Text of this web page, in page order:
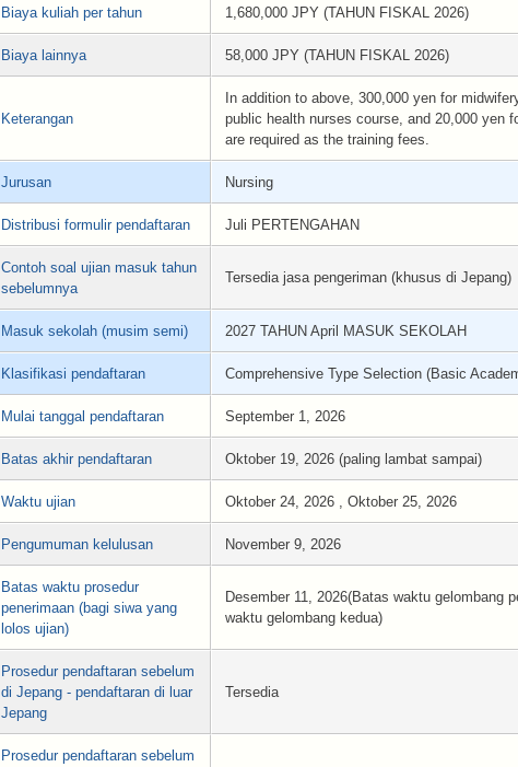
Biaya kuliah per tahun 1,680,000 JPY (TAHUN FISKAL 2026)
Biaya lainnya 58,000 JPY (TAHUN FISKAL 2026)
Keterangan
In addition to above, 300,000 yen for
public health nurses course, and 20,000 yen
are required as the training fees.
Jurusan Nursing
Distribusi formulir pendaftaran Juli PERTENGAHAN
Contoh soal ujian masuk tahun
sebelumnya
Tersedia jasa pengeriman (khusus di Jepang)
Masuk sekolah (musim semi) 2027 TAHUN April MASUK SEKOLAH
Klasifikasi pendaftaran Comprehensive Type Selection (Basic
Mulai tanggal pendaftaran September 1, 2026
Batas akhir pendaftaran Oktober 19, 2026 (paling lambat sampai)
Waktu ujian Oktober 24, 2026 , Oktober 25, 2026
Pengumuman kelulusan November 9, 2026
Batas waktu prosedur
penerimaan (bagi siwa yang
lolos ujian)
Desember 11, 2026(Batas waktu gelombang
waktu gelombang kedua)
Prosedur pendaftaran sebelum
di Jepang - pendaftaran di luar
Jepang
Tersedia
Prosedur pendaftaran sebelum